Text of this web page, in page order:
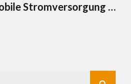
Stromversorgung …